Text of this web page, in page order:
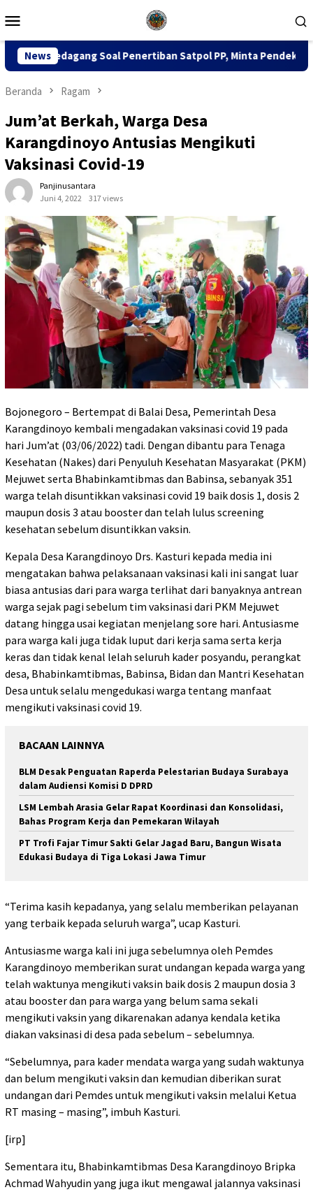
ke
Mobile
News
Penertiban Satpol PP, Minta Pendekatan Humanis
Beranda Ragam
Jum’at Berkah, Warga Desa
Karangdinoyo Antusias Mengikuti
Vaksinasi Covid-19
Panjinusantara
Juni 4, 2022
317 views
Bojonegoro – Bertempat di Balai Desa, Pemerintah Desa
Karangdinoyo kembali mengadakan vaksinasi covid 19 pada
hari Jum’at (03/06/2022) tadi. Dengan dibantu para Tenaga
Kesehatan (Nakes) dari Penyuluh Kesehatan Masyarakat (PKM)
Mejuwet serta Bhabinkamtibmas dan Babinsa, sebanyak 351
warga telah disuntikkan vaksinasi covid 19 baik dosis 1, dosis 2
maupun dosis 3 atau booster dan telah lulus screening
kesehatan sebelum disuntikkan vaksin.
Kepala Desa Karangdinoyo Drs. Kasturi kepada media ini
mengatakan bahwa pelaksanaan vaksinasi kali ini sangat luar
biasa antusias dari para warga terlihat dari banyaknya antrean
warga sejak pagi sebelum tim vaksinasi dari PKM Mejuwet
datang hingga usai kegiatan menjelang sore hari. Antusiasme
para warga kali juga tidak luput dari kerja sama serta kerja
keras dan tidak kenal lelah seluruh kader posyandu, perangkat
desa, Bhabinkamtibmas, Babinsa, Bidan dan Mantri Kesehatan
Desa untuk selalu mengedukasi warga tentang manfaat
mengikuti vaksinasi covid 19.
BACAAN LAINNYA
BLM Desak Penguatan Raperda Pelestarian Budaya Surabaya
dalam Audiensi Komisi D DPRD
LSM Lembah Arasia Gelar Rapat Koordinasi dan Konsolidasi,
Bahas Program Kerja dan Pemekaran Wilayah
PT Trofi Fajar Timur Sakti Gelar Jagad Baru, Bangun Wisata
Edukasi Budaya di Tiga Lokasi Jawa Timur
“Terima kasih kepadanya, yang selalu memberikan pelayanan
yang terbaik kepada seluruh warga”, ucap Kasturi.
Antusiasme warga kali ini juga sebelumnya oleh Pemdes
Karangdinoyo memberikan surat undangan kepada warga yang
telah waktunya mengikuti vaksin baik dosis 2 maupun dosia 3
atau booster dan para warga yang belum sama sekali
mengikuti vaksin yang dikarenakan adanya kendala ketika
diakan vaksinasi di desa pada sebelum – sebelumnya.
“Sebelumnya, para kader mendata warga yang sudah waktunya
dan belum mengikuti vaksin dan kemudian diberikan surat
undangan dari Pemdes untuk mengikuti vaksin melalui Ketua
RT masing – masing”, imbuh Kasturi.
[irp]
Sementara itu, Bhabinkamtibmas Desa Karangdinoyo Bripka
Achmad Wahyudin yang juga ikut mengawal jalannya vaksinasi